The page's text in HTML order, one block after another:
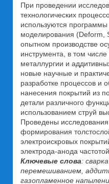
При проведении
технологических
используются
моделирования (Deform,
опытном производстве
инструмента, в том
металлургии и
новые научные и
разработке процессов и
нанесения покрытий из
детали различного
использованием струй
Проведены
формирования
электроискровых
электрода-анода
Ключевые слова:
перемешиванием,
газопламенное